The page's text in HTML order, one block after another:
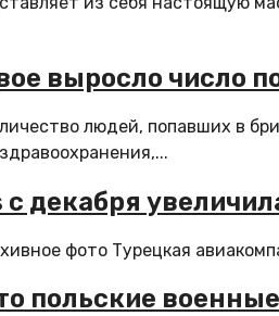
выросло число
людей, попавших в
декабря
фото Турецкая
польские